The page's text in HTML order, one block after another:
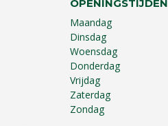
OPENINGSTIJDEN
Maandag
Dinsdag
Woensdag
Donderdag
Vrijdag
Zaterdag
Zondag